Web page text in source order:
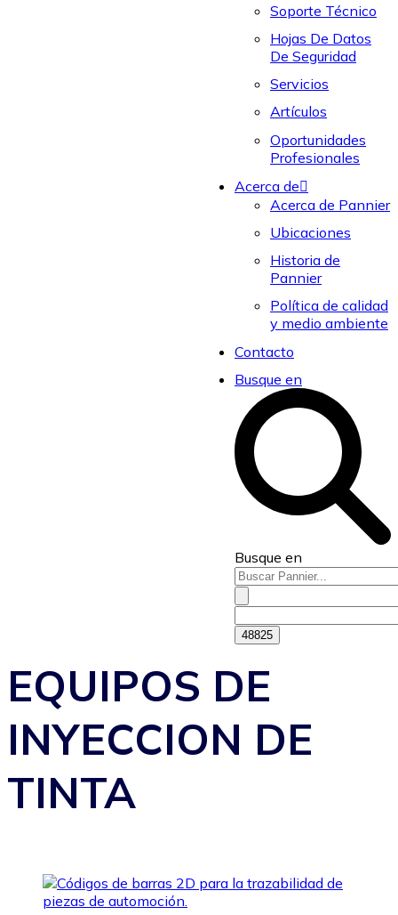
Soporte Técnico
Hojas De Datos
De Seguridad
Servicios
Artículos
Oportunidades
Profesionales
Acerca de
Acerca de Pannier
Ubicaciones
Historia de
Pannier
Política de calidad
y medio ambiente
Contacto
Busque en
Busque en
EQUIPOS DE
INYECCION DE
TINTA